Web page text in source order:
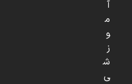
آ
م
و
ز
ش
ی